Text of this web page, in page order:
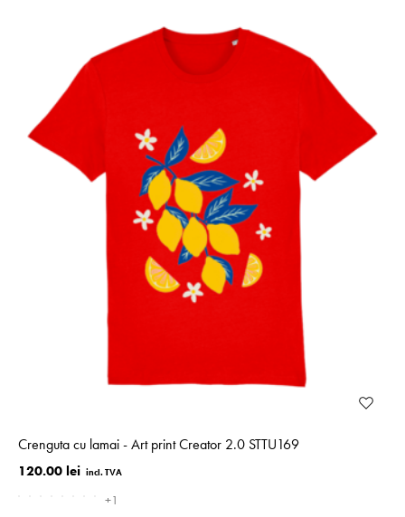
Crenguta cu lamai - Art print Creator 2.0 STTU169
120.00 lei
+1